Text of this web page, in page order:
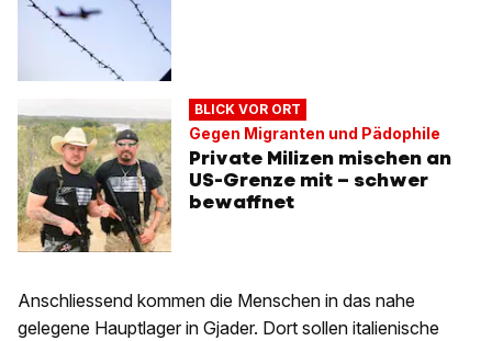
BLICK VOR ORT
Gegen Migranten und Pädophile
Private Milizen mischen an
US-Grenze mit – schwer
bewaffnet
Anschliessend kommen die Menschen in das nahe
gelegene Hauptlager in Gjader. Dort sollen italienische